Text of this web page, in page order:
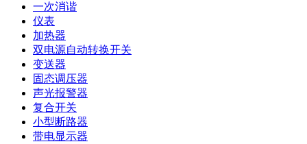
一次消谐
仪表
加热器
双电源自动转换开关
变送器
固态调压器
声光报警器
复合开关
小型断路器
带电显示器